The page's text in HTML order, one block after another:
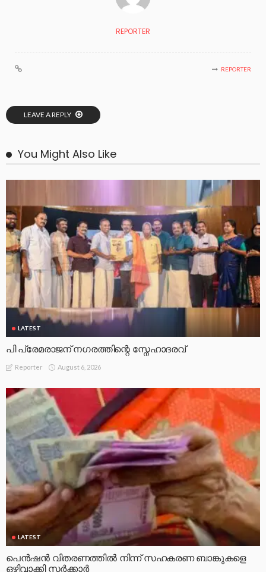
REPORTER
REPORTER
LEAVE A REPLY
You Might Also Like
LATEST
പി പ്രേമരാജന് നഗരത്തിന്റെ സ്നേഹാദരവ്
Reporter August 6, 2026
LATEST
പെൻഷൻ വിതരണത്തിൽ നിന്ന് സഹകരണ ബാങ്കുകളെ
ഒഴിവാക്കി സർക്കാർ